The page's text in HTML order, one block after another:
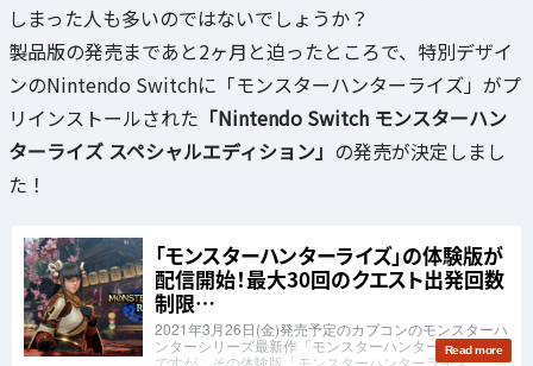
しまった人も多いのではないでしょうか？
製品版の発売まであと2ヶ月と迫ったところで、特別デザイ
ンのNintendo Switchに「モンスターハンターライズ」がプ
リインストールされた 「Nintendo Switch モンスターハン
ターライズ スペシャルエディション」 の発売が決定しまし
た！